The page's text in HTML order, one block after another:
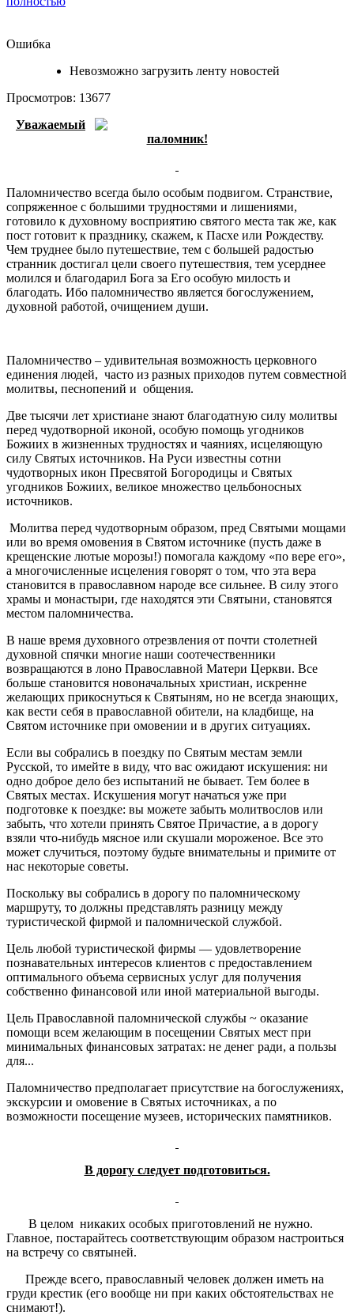
Ошибка
Невозможно загрузить ленту новостей
Просмотров: 13677
Уважаемый
паломник!
Паломничество всегда было особым подвигом. Странствие,
сопряженное с большими трудностями и лишениями,
готовило к духовному восприятию святого места так же, как
пост готовит к празднику, скажем, к Пасхе или Рождеству.
Чем труднее было путешествие, тем с большей радостью
странник достигал цели своего путешествия, тем усерднее
молился и благодарил Бога за Его особую милость и
благодать. Ибо паломничество является богослужением,
духовной работой, очищением души.
Паломничество – удивительная возможность церковного
единения людей, часто из разных приходов путем совместной
молитвы, песнопений и общения.
Две тысячи лет христиане знают благодатную силу молитвы
перед чудотворной иконой, особую помощь угодников
Божиих в жизненных трудностях и чаяниях, исцеляющую
силу Святых источников. На Руси известны сотни
чудотворных икон Пресвятой Богородицы и Святых
угодников Божиих, великое множество цельбоносных
источников.
Молитва перед чудотворным образом, пред Святыми мощами
или во время омовения в Святом источнике (пусть даже в
крещенские лютые морозы!) помогала каждому «по вере его»,
а многочисленные исцеления говорят о том, что эта вера
становится в православном народе все сильнее. В силу этого
храмы и монастыри, где находятся эти Святыни, становятся
местом паломничества.
В наше время духовного отрезвления от почти столетней
духовной спячки многие наши соотечественники
возвращаются в лоно Православной Матери Церкви. Все
больше становится новоначальных христиан, искренне
желающих прикоснуться к Святыням, но не всегда знающих,
как вести себя в православной обители, на кладбище, на
Святом источнике при омовении и в других ситуациях.
Если вы собрались в поездку по Святым местам земли
Русской, то имейте в виду, что вас ожидают искушения: ни
одно доброе дело без испытаний не бывает. Тем более в
Святых местах. Искушения могут начаться уже при
подготовке к поездке: вы можете забыть молитвослов или
забыть, что хотели принять Святое Причастие, а в дорогу
взяли что-нибудь мясное или скушали мороженое. Все это
может случиться, поэтому будьте внимательны и примите от
нас некоторые советы.
Поскольку вы собрались в дорогу по паломническому
маршруту, то должны представлять разницу между
туристической фирмой и паломнической службой.
Цель любой туристической фирмы — удовлетворение
познавательных интересов клиентов с предоставлением
оптимального объема сервисных услуг для получения
собственно финансовой или иной материальной выгоды.
Цель Православной паломнической службы ~ оказание
помощи всем желающим в посещении Святых мест при
минимальных финансовых затратах: не денег ради, а пользы
для...
Паломничество предполагает присутствие на богослужениях,
экскурсии и омовение в Святых источниках, а по
возможности посещение музеев, исторических памятников.
В дорогу следует подготовиться.
В целом никаких особых приготовлений не нужно.
Главное, постарайтесь соответствующим образом настроиться
на встречу со святыней.
Прежде всего, православный человек должен иметь на
груди крестик (его вообще ни при каких обстоятельствах не
снимают!).